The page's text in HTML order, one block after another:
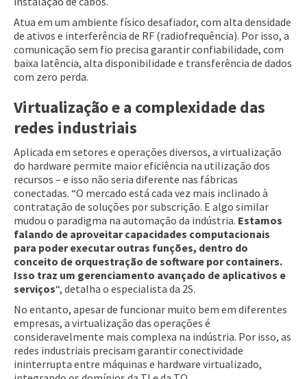
Atua em um ambiente físico desafiador, com alta densidade
de ativos e interferência de RF (radiofrequência). Por isso, a
comunicação sem fio precisa garantir confiabilidade, com
baixa latência, alta disponibilidade e transferência de dados
com zero perda.
Virtualização e a complexidade das
redes industriais
Aplicada em setores e operações diversos, a virtualização
do hardware permite maior eficiência na utilização dos
recursos – e isso não seria diferente nas fábricas
conectadas. “O mercado está cada vez mais inclinado à
contratação de soluções por subscrição. E algo similar
mudou o paradigma na automação da indústria. Estamos
falando de aproveitar capacidades computacionais
para poder executar outras funções, dentro do
conceito de orquestração de software por containers.
Isso traz um gerenciamento avançado de aplicativos e
serviços“, detalha o especialista da 2S.
No entanto, apesar de funcionar muito bem em diferentes
empresas, a virtualização das operações é
consideravelmente mais complexa na indústria. Por isso, as
redes industriais precisam garantir conectividade
ininterrupta entre máquinas e hardware virtualizado,